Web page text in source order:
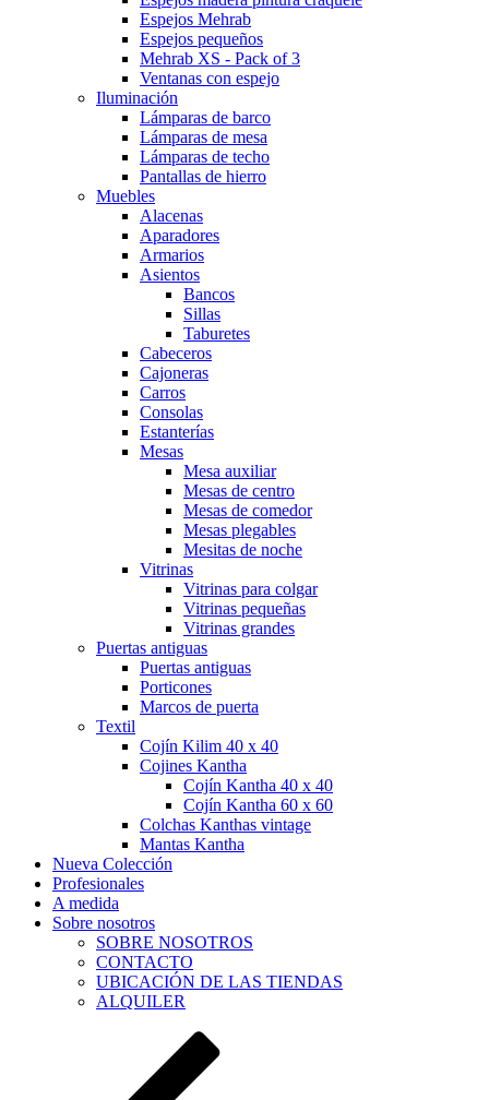
Espejos Mehrab
Espejos pequeños
Mehrab XS - Pack of 3
Ventanas con espejo
Iluminación
Lámparas de barco
Lámparas de mesa
Lámparas de techo
Pantallas de hierro
Muebles
Alacenas
Aparadores
Armarios
Asientos
Bancos
Sillas
Taburetes
Cabeceros
Cajoneras
Carros
Consolas
Estanterías
Mesas
Mesa auxiliar
Mesas de centro
Mesas de comedor
Mesas plegables
Mesitas de noche
Vitrinas
Vitrinas para colgar
Vitrinas pequeñas
Vitrinas grandes
Puertas antiguas
Puertas antiguas
Porticones
Marcos de puerta
Textil
Cojín Kilim 40 x 40
Cojines Kantha
Cojín Kantha 40 x 40
Cojín Kantha 60 x 60
Colchas Kanthas vintage
Mantas Kantha
Nueva Colección
Profesionales
A medida
Sobre nosotros
SOBRE NOSOTROS
CONTACTO
UBICACIÓN DE LAS TIENDAS
ALQUILER